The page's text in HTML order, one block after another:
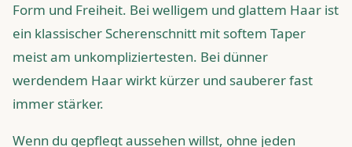
Form und Freiheit. Bei welligem und glattem Haar ist
ein klassischer Scherenschnitt mit softem Taper
meist am unkompliziertesten. Bei dünner
werdendem Haar wirkt kürzer und sauberer fast
immer stärker.
Wenn du gepflegt aussehen willst, ohne jeden